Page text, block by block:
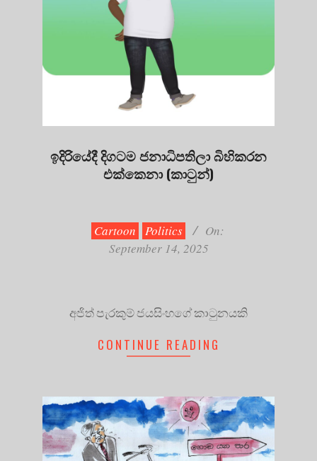
ඉදිරියේදී දිගටම ජනාධිපතිලා බිහිකරන
එක්කෙනා (කාටුන්)
Cartoon Politics
On:
September 14, 2025
අජිත් පැරකුම් ජයසිංහගේ කාටුනයකි
CONTINUE READING